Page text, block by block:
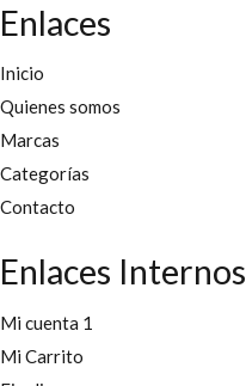
Enlaces
Inicio
Quienes somos
Marcas
Categorías
Contacto
Enlaces Internos
Mi cuenta 1
Mi Carrito